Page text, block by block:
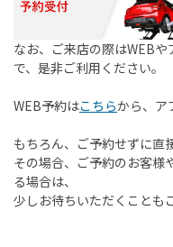
なお、ご来店の際はWEB
で、是非ご利用ください。
WEB予約はこちらから、ア
もちろん、ご予約せずに直
その場合、ご予約のお客様
る場合は、
少しお待ちいただくことも